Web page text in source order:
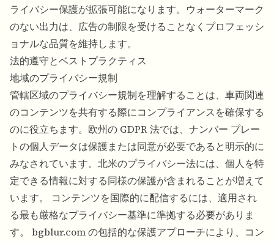
ライバシー保護が拡張可能になります。ウォーターマーク
のない出力は、広告の制限を受けることなくプロフェッシ
ョナルな品質を維持します。
法的遵守とベストプラクティス
地域のプライバシー規制
管轄区域のプライバシー規制を理解することは、車両関連
のコンテンツを共有する際にコンプライアンスを確保する
のに役立ちます。欧州の GDPR 法では、ナンバー プレー
トの個人データは保護または同意が必要であると明示的に
みなされています。北米のプライバシー法には、個人を特
定できる情報に対する同様の保護が含まれることが増えて
います。 コンテンツを国際的に配信するには、適用され
る最も厳格なプライバシー基準に準拠する必要がありま
す。 bgblur.com の包括的な保護アプローチにより、コン